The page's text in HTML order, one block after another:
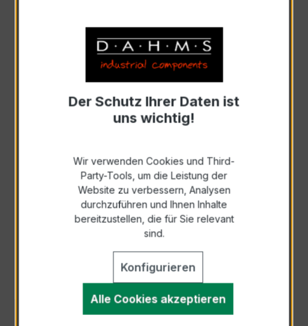
Scheinleistung (VA)auswählen
Auswahl zurücksetzen
Anfrage schriftlich
Als PDF exportieren
Der Schutz Ihrer Daten ist
uns wichtig!
Wir verwenden Cookies und Third-
Party-Tools, um die Leistung der
Website zu verbessern, Analysen
durchzuführen und Ihnen Inhalte
bereitzustellen, die für Sie relevant
sind.
Konfigurieren
Alle Cookies akzeptieren